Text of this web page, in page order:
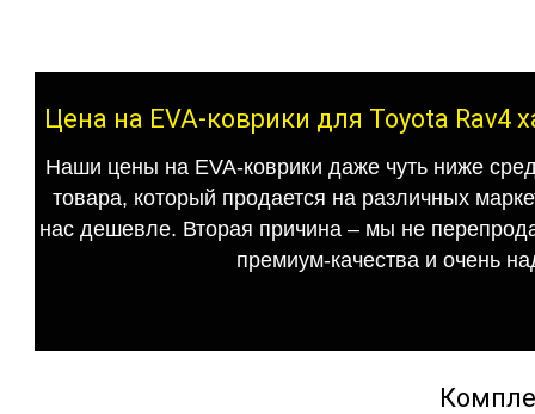
Цена на EVA-коврики для Toyota
Наши цены на EVA-коврики даже чуть ниже
товара, который продается на различных
нас дешевле. Вторая причина – мы не
премиум-качества и очень